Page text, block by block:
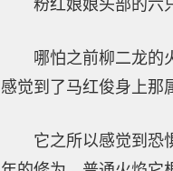
粉红娘娘头部的六
哪怕之前柳二龙的
感觉到了马红俊身上那
它之所以感觉到恐